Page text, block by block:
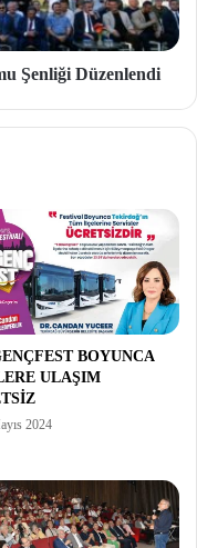
Şenliği Düzenlendi
BOYUNCA
ULAŞIM
2024